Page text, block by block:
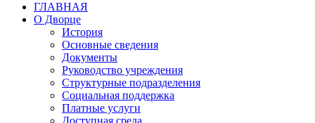
ГЛАВНАЯ
О Дворце
История
Основные сведения
Документы
Руководство учреждения
Структурные подразделения
Социальная поддержка
Платные услуги
Доступная среда